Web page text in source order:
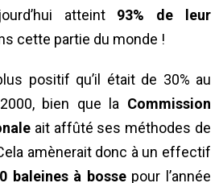
atteint 93% de leur
cette partie du monde !
positif qu’il était de 30% au
bien que la Commission
ait affûté ses méthodes de
amènerait donc à un effectif
baleines à bossepour l’année